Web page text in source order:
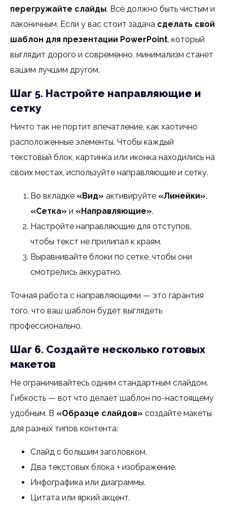
перегружайте слайды. Всё должно быть чистым и
лаконичным. Если у вас стоит задача сделать свой
шаблон для презентации PowerPoint, который
выглядит дорого и современно, минимализм станет
вашим лучшим другом.
Шаг 5. Настройте направляющие и
сетку
Ничто так не портит впечатление, как хаотично
расположенные элементы. Чтобы каждый
текстовый блок, картинка или иконка находились на
своих местах, используйте направляющие и сетку.
Во вкладке «Вид» активируйте «Линейки»,
«Сетка» и «Направляющие».
Настройте направляющие для отступов,
чтобы текст не прилипал к краям.
Выравнивайте блоки по сетке, чтобы они
смотрелись аккуратно.
Точная работа с направляющими — это гарантия
того, что ваш шаблон будет выглядеть
профессионально.
Шаг 6. Создайте несколько готовых
макетов
Не ограничивайтесь одним стандартным слайдом.
Гибкость — вот что делает шаблон по-настоящему
удобным. В «Образце слайдов» создайте макеты
для разных типов контента:
Слайд с большим заголовком.
Два текстовых блока + изображение.
Инфографика или диаграммы.
Цитата или яркий акцент.